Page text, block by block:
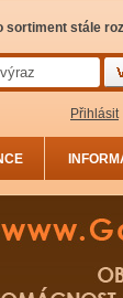
sortiment stále
Přihlásit